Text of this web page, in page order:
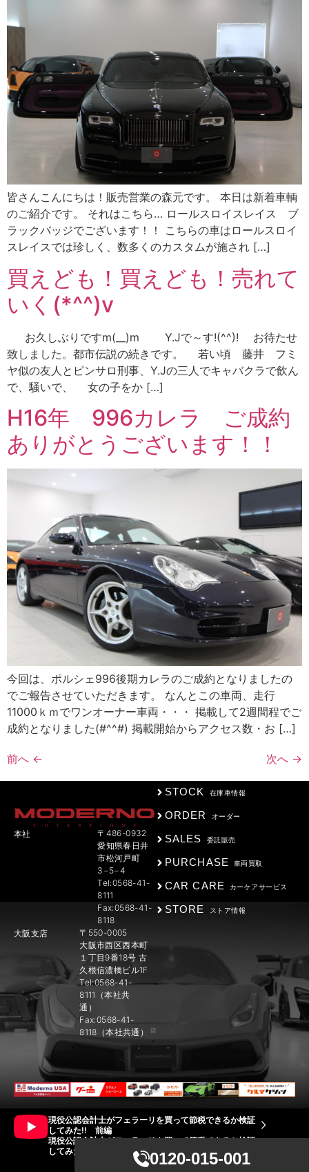
皆さんこんにちは！販売営業の森元です。 本日は新着車輌
のご紹介です。 それはこちら… ロールスロイスレイス ブ
ラックバッジでございます！！ こちらの車はロールスロイ
スレイスでは珍しく、数多くのカスタムが施され […]
買えども！買えども！売れて
いく(*^^)v
お久しぶりですm(__)m Y.Jで～す!(^^)! お待たせ
致しました。都市伝説の続きです。 若い頃 藤井 フミ
ヤ似の友人とピンサロ刑事、Y.Jの三人でキャバクラで飲ん
で、騒いで、 女の子をか […]
H16年 996カレラ ご成約
ありがとうございます！！
今回は、ポルシェ996後期カレラのご成約となりましたの
でご報告させていただきます。 なんとこの車両、走行
11000ｋｍでワンオーナー車両・・・ 掲載して2週間程でご
成約となりました(#^^#) 掲載開始からアクセス数・お […]
前へ ← 次へ →
本社
〒486-0932
愛知県春日井
市松河戸町
3−5−4
Tel:0568-41-
8111
Fax:0568-41-
8118
大阪支店
〒550-0005
大阪市西区西本町
１丁目9番18号 古
久根信濃橋ビル1F
Tel:0568-41-
8111（本社共
通）
Fax:0568-41-
8118（本社共通）
STOCK 在庫車情報
ORDER オーダー
SALES 委託販売
PURCHASE 車両買取
CAR CARE カーケアサービス
STORE ストア情報
現役公認会計士がフェラーリを買って節税できるか検証
してみた!! 前編
現役公認会計士がフェラーリを買って節税できるか検証
してみた!! 後編
0120-015-001